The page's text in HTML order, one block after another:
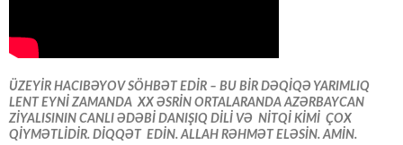
ÜZEYİR HACIBƏYOV SÖHBƏT EDİR – BU BİR DƏQİQƏ YARIMLIQ
LENT EYNİ ZAMANDA XX ƏSRİN ORTALARANDA AZƏRBAYCAN
ZİYALISININ CANLI ƏDƏBİ DANIŞIQ DİLİ VƏ NİTQİ KİMİ ÇOX
QİYMƏTLİDİR. DİQQƏT EDİN. ALLAH RƏHMƏT ELƏSİN. AMİN.